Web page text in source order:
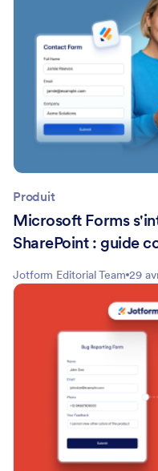
Produit
Microsoft Forms
SharePoint : guide
Jotform Editorial Team 29